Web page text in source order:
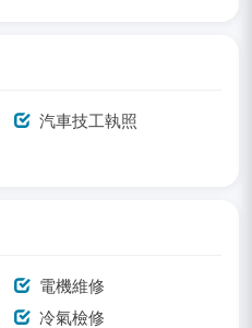
汽車技工執照
電機維修
冷氣檢修